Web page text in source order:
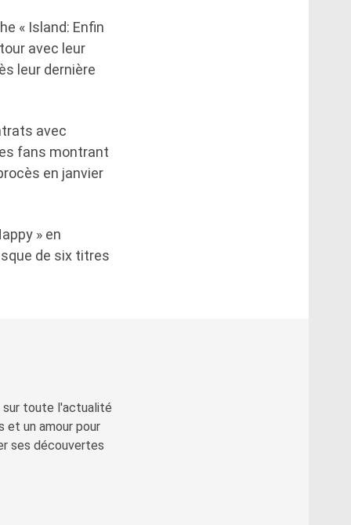
« Island: Enfin
avec leur
leur dernière
avec
fans montrant
en janvier
» en
de six titres
sur toute l'actualité
et un amour pour
ses découvertes